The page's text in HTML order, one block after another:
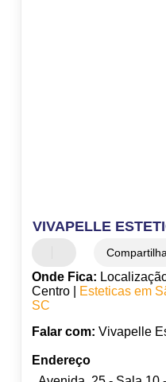
VIVAPELLE
Onde Fica:
Centro |
Esteticas em
SC
Falar com: Vivapelle
Endereço